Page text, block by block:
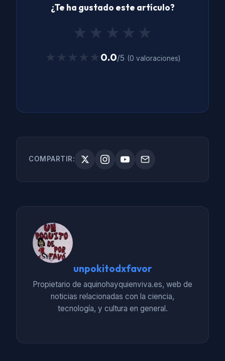
¿Te ha gustado este artículo?
★
★
★
★
★
★★★★★
★★★★★ 0.0/5 (0 valoraciones)
COMPARTIR:
unpokitodxfavor
Propietario de aquinohayquienviva.es, web de
noticias relacionadas con la ciencia,
tecnología, y cultura en general.